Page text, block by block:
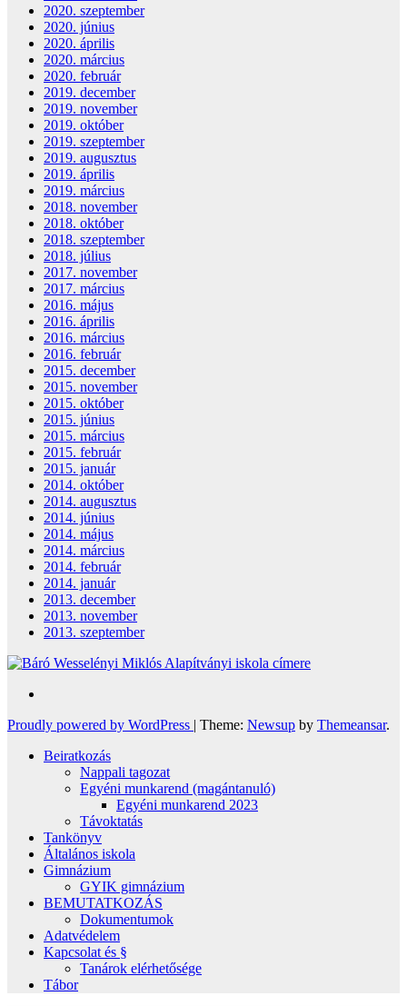
2020. szeptember
2020. június
2020. április
2020. március
2020. február
2019. december
2019. november
2019. október
2019. szeptember
2019. augusztus
2019. április
2019. március
2018. november
2018. október
2018. szeptember
2018. július
2017. november
2017. március
2016. május
2016. április
2016. március
2016. február
2015. december
2015. november
2015. október
2015. június
2015. március
2015. február
2015. január
2014. október
2014. augusztus
2014. június
2014. május
2014. március
2014. február
2014. január
2013. december
2013. november
2013. szeptember
Proudly powered by WordPress | Theme: Newsup by Themeansar.
Beiratkozás
Nappali tagozat
Egyéni munkarend (magántanuló)
Egyéni munkarend 2023
Távoktatás
Tankönyv
Általános iskola
Gimnázium
GYIK gimnázium
BEMUTATKOZÁS
Dokumentumok
Adatvédelem
Kapcsolat és §
Tanárok elérhetősége
Tábor